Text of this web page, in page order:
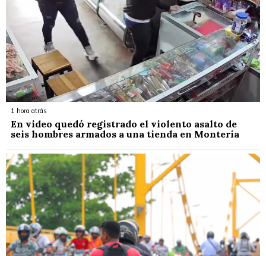
1 hora atrás
En video quedó registrado el violento asalto de
seis hombres armados a una tienda en Montería